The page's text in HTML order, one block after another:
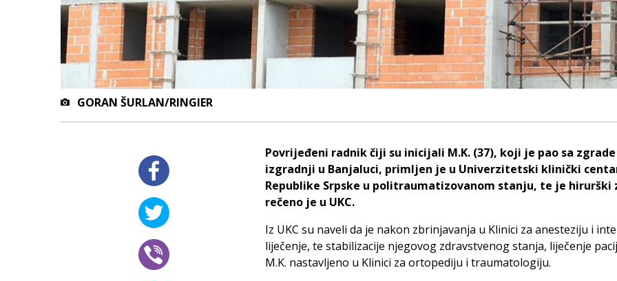
GORAN ŠURLAN/RINGIER
Povrijeđeni radnik čiji su inicijali M.K. (37), koji je pao sa
izgradnji u Banjaluci, primljen je u Univerzitetski klinički
Republike Srpske u politraumatizovanom stanju, te je hirurški
rečeno je u UKC.
Iz UKC su naveli da je nakon zbrinjavanja u Klinici za anesteziju i
liječenje, te stabilizacije njegovog zdravstvenog stanja, liječenje
M.K. nastavljeno u Klinici za ortopediju i traumatologiju.